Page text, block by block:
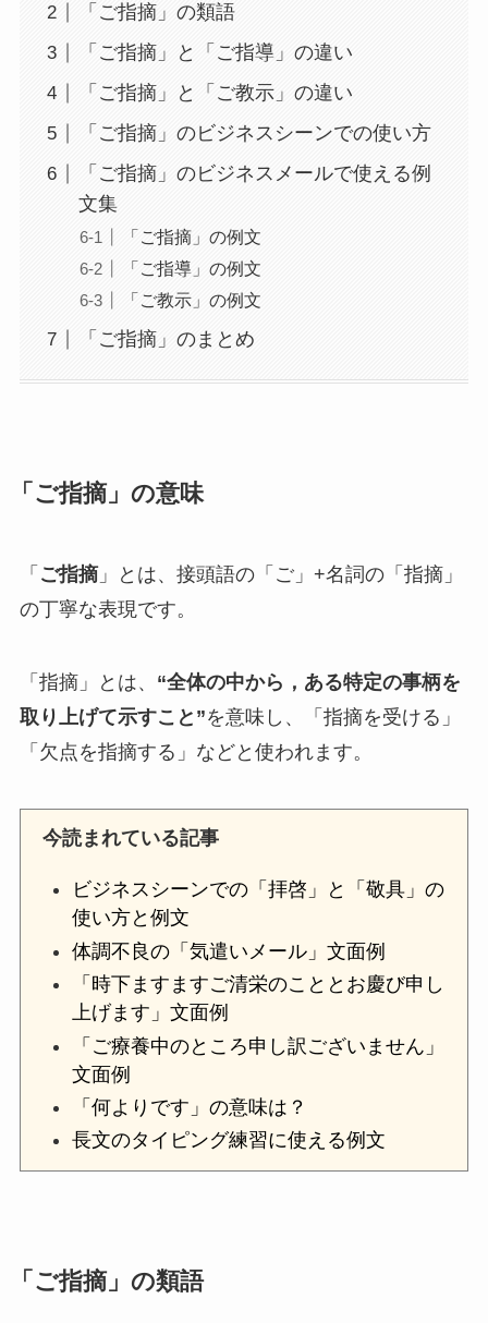
「ご指摘」の類語
「ご指摘」と「ご指導」の違い
「ご指摘」と「ご教示」の違い
「ご指摘」のビジネスシーンでの使い方
「ご指摘」のビジネスメールで使える例
文集
「ご指摘」の例文
「ご指導」の例文
「ご教示」の例文
「ご指摘」のまとめ
「ご指摘」の意味
「 ご指摘」とは、接頭語の「ご」+名詞の「指摘」
の丁寧な表現です。
「指摘」とは、 “全体の中から，ある特定の事柄を
取り上げて示すこと”を意味し、「指摘を受ける」
「欠点を指摘する」などと使われます。
今読まれている記事
ビジネスシーンでの「拝啓」と「敬具」の
使い方と例文
体調不良の「気遣いメール」文面例
「時下ますますご清栄のこととお慶び申し
上げます」文面例
「ご療養中のところ申し訳ございません」
文面例
「何よりです」の意味は？
長文のタイピング練習に使える例文
「ご指摘」の類語